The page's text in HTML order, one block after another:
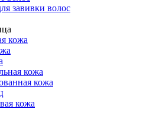
завивки волос
кожа
кожа
кожа
кожа